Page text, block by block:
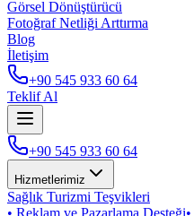
Görsel Dönüştürücü
Fotoğraf Netliği Arttırma
Blog
İletişim
+90 545 933 60 64
Teklif Al
+90 545 933 60 64
Hizmetlerimiz
Sağlık Turizmi Teşvikleri
• Reklam ve Pazarlama Desteği•